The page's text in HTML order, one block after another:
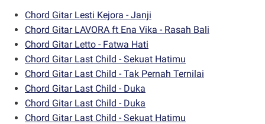
Chord Gitar Lesti Kejora - Janji
Chord Gitar LAVORA ft Ena Vika - Rasah Bali
Chord Gitar Letto - Fatwa Hati
Chord Gitar Last Child - Sekuat Hatimu
Chord Gitar Last Child - Tak Pernah Ternilai
Chord Gitar Last Child - Duka
Chord Gitar Last Child - Duka
Chord Gitar Last Child - Sekuat Hatimu